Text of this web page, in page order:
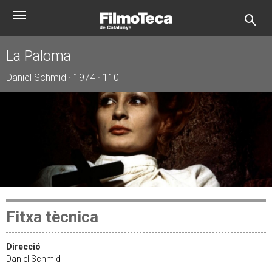
Toggle
La Paloma
Daniel Schmid · 1974 · 110'
Fitxa tècnica
Direcció
Daniel Schmid